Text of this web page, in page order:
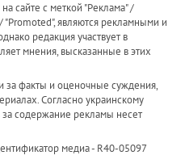
сайте с меткой "Реклама" /
являются рекламными и
редакция участвует в
мнения, высказанные в этих
за факты и оценочные суждения,
Согласно украинскому
за содержание рекламы несет
медиа - R40-05097